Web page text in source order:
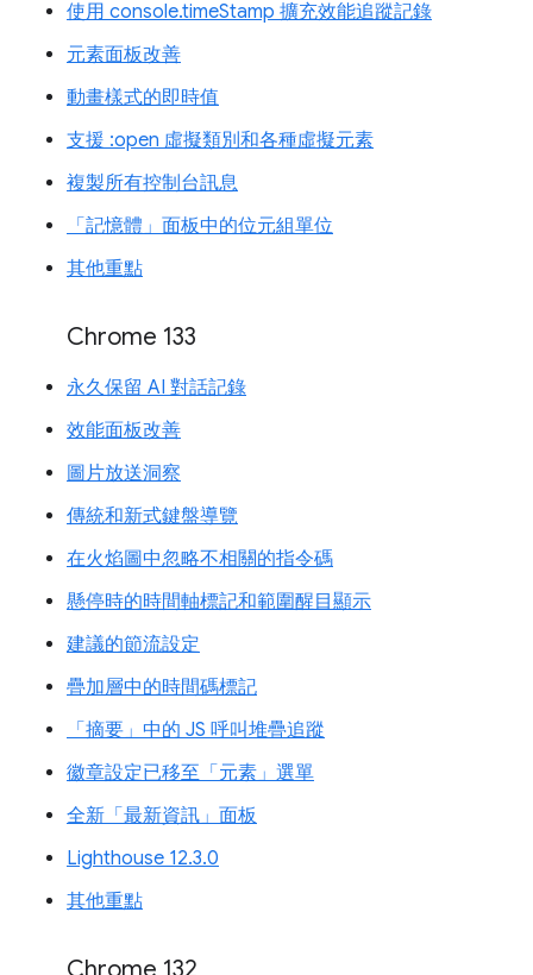
使用 console.timeStamp 擴充效能追蹤記錄
元素面板改善
動畫樣式的即時值
支援 :open 虛擬類別和各種虛擬元素
複製所有控制台訊息
「記憶體」面板中的位元組單位
其他重點
Chrome 133
永久保留 AI 對話記錄
效能面板改善
圖片放送洞察
傳統和新式鍵盤導覽
在火焰圖中忽略不相關的指令碼
懸停時的時間軸標記和範圍醒目顯示
建議的節流設定
疊加層中的時間碼標記
「摘要」中的 JS 呼叫堆疊追蹤
徽章設定已移至「元素」選單
全新「最新資訊」面板
Lighthouse 12.3.0
其他重點